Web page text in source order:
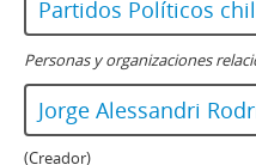
110 - Carta de
111 - Carta
112 - Carta dirigida
113 - Carta
114 - Carta
Partidos Políticos
Personas y organizaciones
Jorge Alessandri
(Creador)